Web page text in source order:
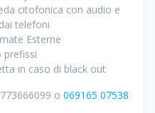
citofonica con audio e
telefoni
Esterne
prefissi
in caso di black out
o 069165 07538